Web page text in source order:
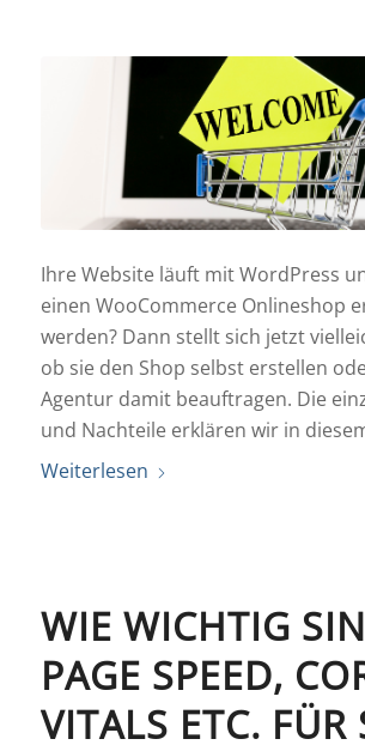
Ihre Website läuft mit WordPress
einen WooCommerce Onlineshop
werden? Dann stellt sich jetzt
ob sie den Shop selbst erstellen
Agentur damit beauftragen. Die
und Nachteile erklären wir in
Weiterlesen
WIE WICHTIG
PAGE SPEED,
VITALS ETC. FÜR